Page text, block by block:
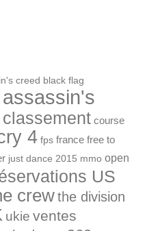
creed black flag
assassin's
classement course
4 fps france free to
just dance 2015 mmo open
US
crewthe division
ukie ventes